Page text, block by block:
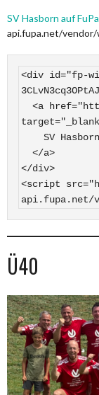
SV Hasborn auf FuPa
api.fupa.net/
<div id="fp-
</div>
<script
api.fupa.net/
Ü40